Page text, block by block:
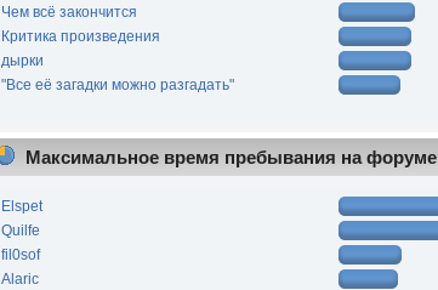
Чем всё закончится
Критика произведения
дырки
"Все её загадки можно разгадать"
Максимальное время пребывания на форуме
Elspet
Quilfe
fil0sof
Alaric